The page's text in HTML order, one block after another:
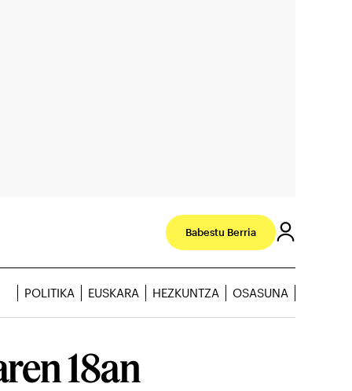
Babestu Berria
POLITIKA EUSKARA HEZKUNTZA OSASUNA
18an